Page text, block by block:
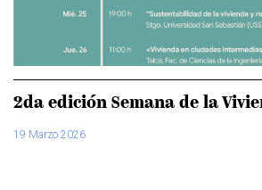
2da edición Semana de la
19 Marzo 2026